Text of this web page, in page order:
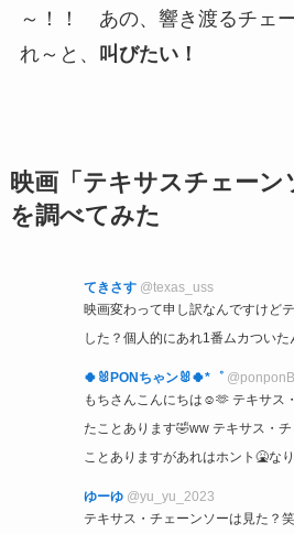
～！！ あの、響き渡るチェ
れ～と、
叫びたい！
映画「テキサスチェーン
を調べてみた
てきさす @texas_uss
映画変わって申し訳なんですけど
した？個人的にあれ1番ムカつい
🍀🐰PONちゃン🐰🍀*゜
もちさんこんにちは☺️🫶 テキサス
たことあります🤣ww テキサス・
ことありますがあれはホント🤮な
ゆーゆ @yu_yu_2023
テキサス・チェーンソーは見た？笑